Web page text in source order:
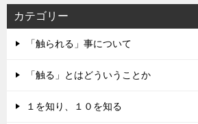
カテゴリー
「触られる」事について
「触る」とはどういうことか
１を知り、１０を知る